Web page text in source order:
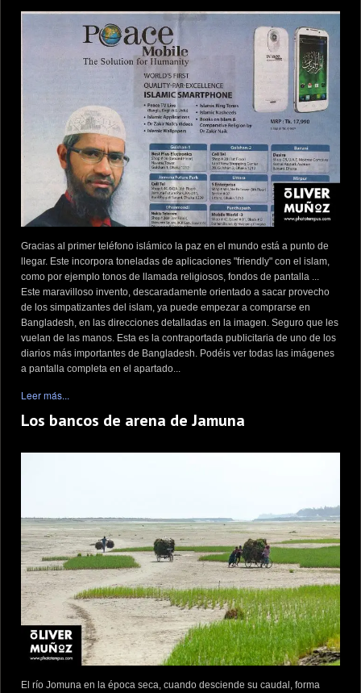
Gracias al primer teléfono islámico la paz en el mundo está a punto de
llegar. Este incorpora toneladas de aplicaciones "friendly" con el islam,
como por ejemplo tonos de llamada religiosos, fondos de pantalla ...
Este maravilloso invento, descaradamente orientado a sacar provecho
de los simpatizantes del islam, ya puede empezar a comprarse en
Bangladesh, en las direcciones detalladas en la imagen. Seguro que les
vuelan de las manos. Esta es la contraportada publicitaria de uno de los
diarios más importantes de Bangladesh. Podéis ver todas las imágenes
a pantalla completa en el apartado...
Leer más...
Los bancos de arena de Jamuna
El río Jomuna en la época seca, cuando desciende su caudal, forma